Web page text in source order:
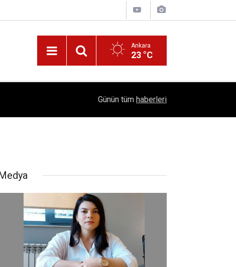
Ankara
23 °C
1504 Kep, Tek Bir Hedef: Bilim Kenti Çubuk
Günün tüm haberleri